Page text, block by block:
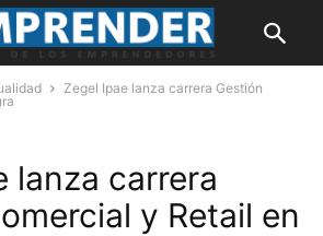
Zegel Ipae lanza carrera Gestión
lanza carrera
y Retail en